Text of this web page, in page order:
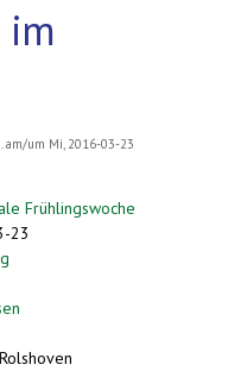
im
am/um Mi, 2016-03-23
Frühlingswoche
23